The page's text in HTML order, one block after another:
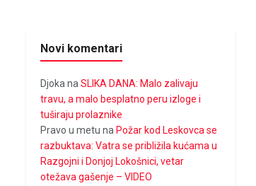
Novi komentari
DjokanaSLIKA DANA: Malo zalivaju
travu, a malo besplatno peru izloge i
tuširaju prolaznike
Pravo u metu na Požar kod Leskovca se
razbuktava: Vatra se približila kućama u
Razgojni i Donjoj Lokošnici, vetar
otežava gašenje – VIDEO